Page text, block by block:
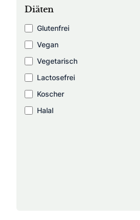
Diäten
Glutenfrei
Vegan
Vegetarisch
Lactosefrei
Koscher
Halal